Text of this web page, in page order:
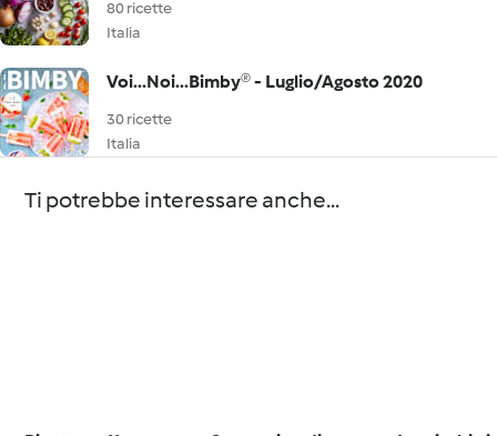
80 ricette
Italia
Voi...Noi...Bimby® - Luglio/Agosto 2020
30 ricette
Italia
Ti potrebbe interessare anche...